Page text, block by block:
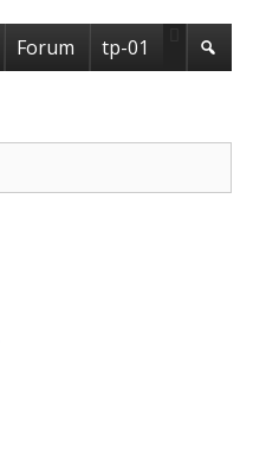
Forum tp-01